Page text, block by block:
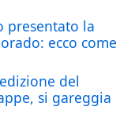
presentato la
ecco come
del
si gareggia